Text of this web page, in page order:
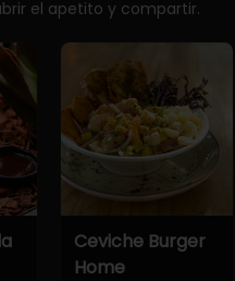
el apetito y compartir.
Ceviche Burger
Home